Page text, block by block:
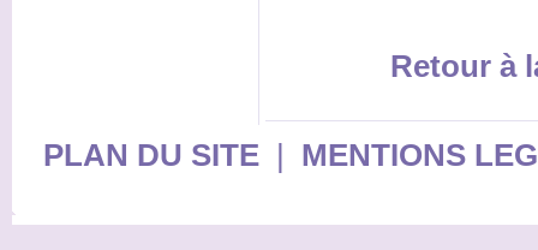
Retour à
PLAN DU SITE| MENTIONS